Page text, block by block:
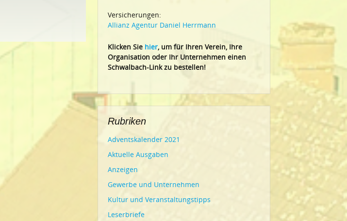
Versicherungen:
Allianz Agentur Daniel Herrmann
Klicken Sie hier, um für Ihren Verein, Ihre
Organisation oder Ihr Unternehmen einen
Schwalbach-Link zu bestellen!
Rubriken
Adventskalender 2021
Aktuelle Ausgaben
Anzeigen
Gewerbe und Unternehmen
Kultur und Veranstaltungstipps
Leserbriefe